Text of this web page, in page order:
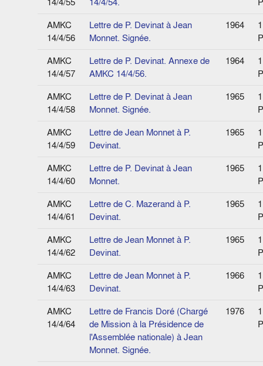
AMKC
14/4/56
Lettre de P. Devinat à Jean
Monnet. Signée.
1964
1
AMKC
14/4/57
Lettre de P. Devinat. Annexe de
AMKC 14/4/56.
1964
1
AMKC
14/4/58
Lettre de P. Devinat à Jean
Monnet. Signée.
1965
1
AMKC
14/4/59
Lettre de Jean Monnet à P.
Devinat.
1965
1
AMKC
14/4/60
Lettre de P. Devinat à Jean
Monnet.
1965
1
AMKC
14/4/61
Lettre de C. Mazerand à P.
Devinat.
1965
1
AMKC
14/4/62
Lettre de Jean Monnet à P.
Devinat.
1965
1
AMKC
14/4/63
Lettre de Jean Monnet à P.
Devinat.
1966
1
AMKC
14/4/64
Lettre de Francis Doré (Chargé
de Mission à la Présidence de
l'Assemblée nationale) à Jean
Monnet. Signée.
1976
1